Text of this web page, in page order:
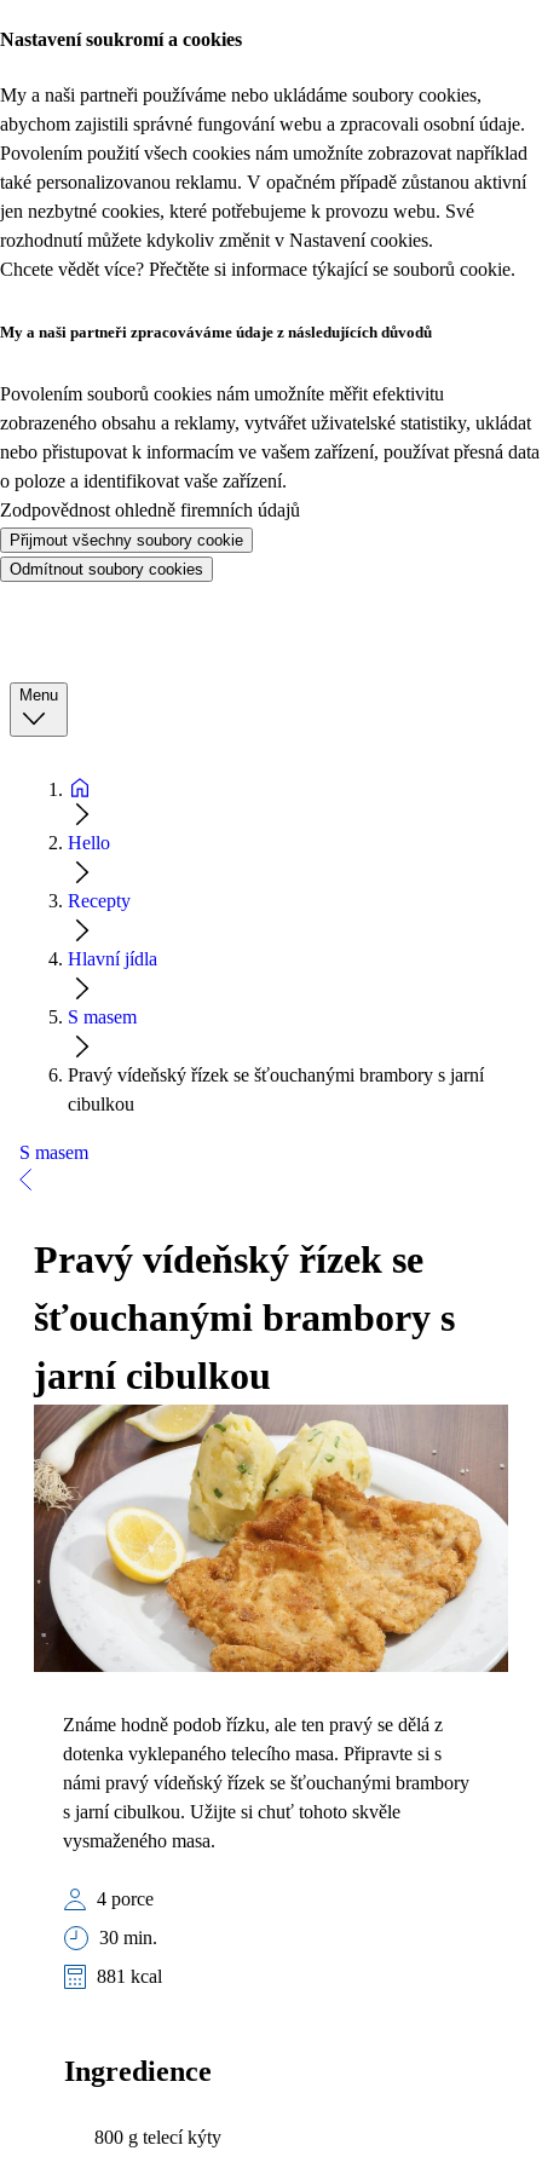
Nastavení soukromí a cookies
My a naši partneři používáme nebo ukládáme soubory cookies,
abychom zajistili správné fungování webu a zpracovali osobní údaje.
Povolením použití všech cookies nám umožníte zobrazovat například
také personalizovanou reklamu. V opačném případě zůstanou aktivní
jen nezbytné cookies, které potřebujeme k provozu webu. Své
rozhodnutí můžete kdykoliv změnit v Nastavení cookies.
Chcete vědět více? Přečtěte si informace týkající se souborů cookie.
My a naši partneři zpracováváme údaje z následujících důvodů
Povolením souborů cookies nám umožníte měřit efektivitu
zobrazeného obsahu a reklamy, vytvářet uživatelské statistiky, ukládat
nebo přistupovat k informacím ve vašem zařízení, používat přesná data
o poloze a identifikovat vaše zařízení.
Zodpovědnost ohledně firemních údajů
Přijmout všechny soubory cookie
Odmítnout soubory cookies
Menu
Hello
Recepty
Hlavní jídla
S masem
Pravý vídeňský řízek se šťouchanými brambory s jarní
cibulkou
S masem
Pravý vídeňský řízek se
šťouchanými brambory s
jarní cibulkou
Známe hodně podob řízku, ale ten pravý se dělá z
dotenka vyklepaného telecího masa. Připravte si s
námi pravý vídeňský řízek se šťouchanými brambory
s jarní cibulkou. Užijte si chuť tohoto skvěle
vysmaženého masa.
4 porce
30 min.
881 kcal
Ingredience
800 g telecí kýty